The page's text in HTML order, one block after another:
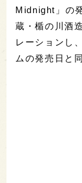
Midnight」の
蔵・楯の川酒
レーションし
ムの発売日と